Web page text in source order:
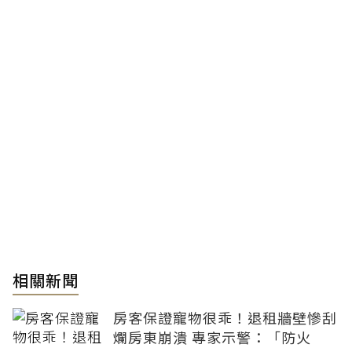
相關新聞
房客保證寵物很乖！退租牆壁慘刮
爛房東崩潰 專家示警：「防火